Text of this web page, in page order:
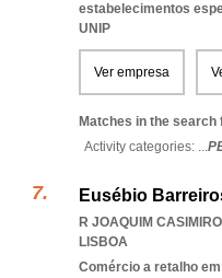
estabelecimentos
UNIP
Ver empresa
Matches in the search
Activity categories: ...
Eusébio
R JOAQUIM
LISBOA
Comércio a retalho